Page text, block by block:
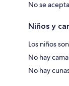
No se
Niños y
Los niños
No hay
No hay